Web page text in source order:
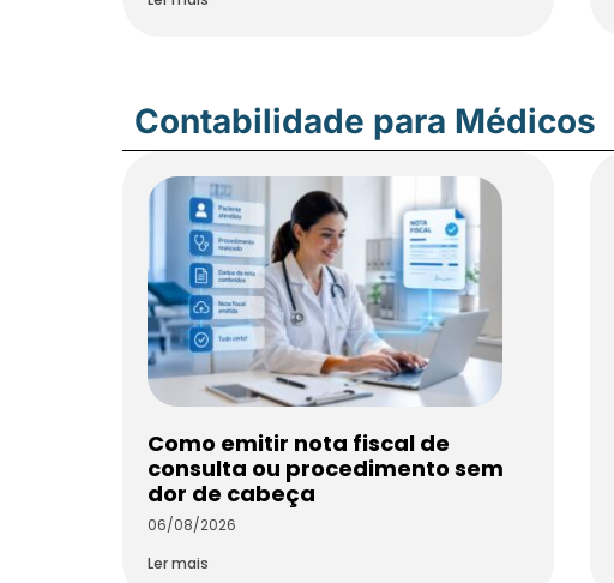
Contabilidade para Médicos
Como emitir nota fiscal de
consulta ou procedimento sem
dor de cabeça
06/08/2026
Ler mais